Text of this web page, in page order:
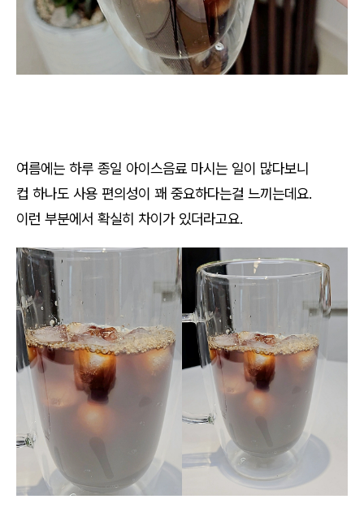
여름에는 하루 종일 아이스음료 마시는 일이 많다보니
컵 하나도 사용 편의성이 꽤 중요하다는걸 느끼는데요.
이런 부분에서 확실히 차이가 있더라고요.